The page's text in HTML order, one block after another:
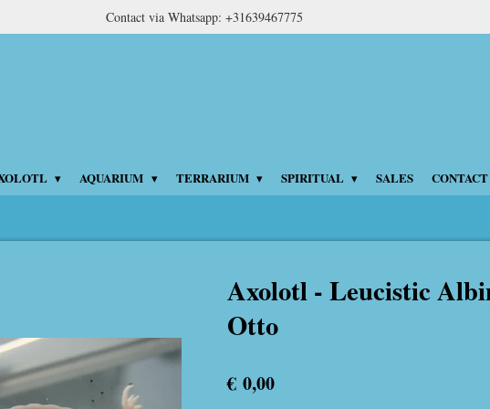
Contact via Whatsapp: +31639467775
AQUARIUM TERRARIUM SPIRITUAL SALES CONTACT
Axolotl - Leucistic
Otto
€ 0,00